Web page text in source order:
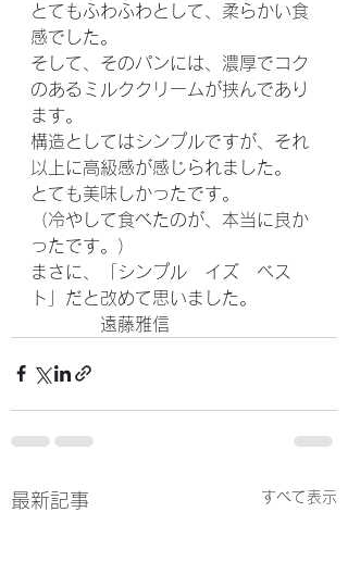
とてもふわふわとして、柔らかい食
感でした。
そして、そのパンには、濃厚でコク
のあるミルククリームが挟んであり
ます。
構造としてはシンプルですが、それ
以上に高級感が感じられました。
とても美味しかったです。
（冷やして食べたのが、本当に良か
ったです。）
まさに、「シンプル　イズ　ベス
ト」だと改めて思いました。
遠藤雅信
最新記事 すべて表示